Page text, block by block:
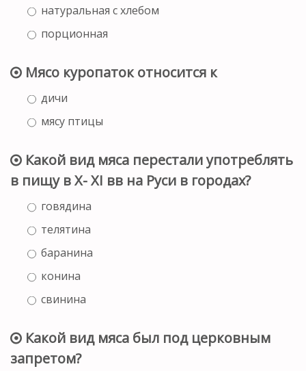
натуральная с хлебом
порционная
Мясо куропаток относится к
дичи
мясу птицы
Какой вид мяса перестали употреблять
в пищу в X- XI вв на Руси в городах?
говядина
телятина
баранина
конина
свинина
Какой вид мяса был под церковным
запретом?